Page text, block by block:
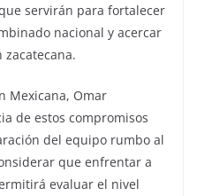
servirán para fortalecer
nacional y acercar
Mexicana, Omar
de estos compromisos
del equipo rumbo al
que enfrentar a
evaluar el nivel